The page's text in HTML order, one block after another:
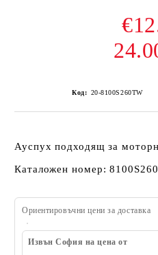
Код: 20-8100S260TW
Ауспух подходящ за
Каталожен номер:
Ориентировъчни цени за доставка
Извън София на цена от